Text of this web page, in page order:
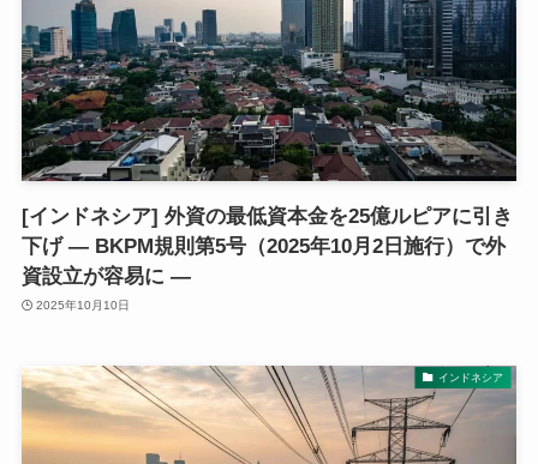
[インドネシア] 外資の最低資本金を25億ルピアに引き
下げ ― BKPM規則第5号（2025年10月2日施行）で外
資設立が容易に ―
2025年10月10日
インドネシア